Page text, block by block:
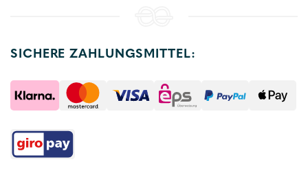
SICHERE ZAHLUNGSMITTEL: